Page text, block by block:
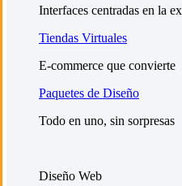
Interfaces centradas en la
Tiendas Virtuales
E-commerce que convierte
Paquetes de Diseño
Todo en uno, sin sorpresas
Diseño Web